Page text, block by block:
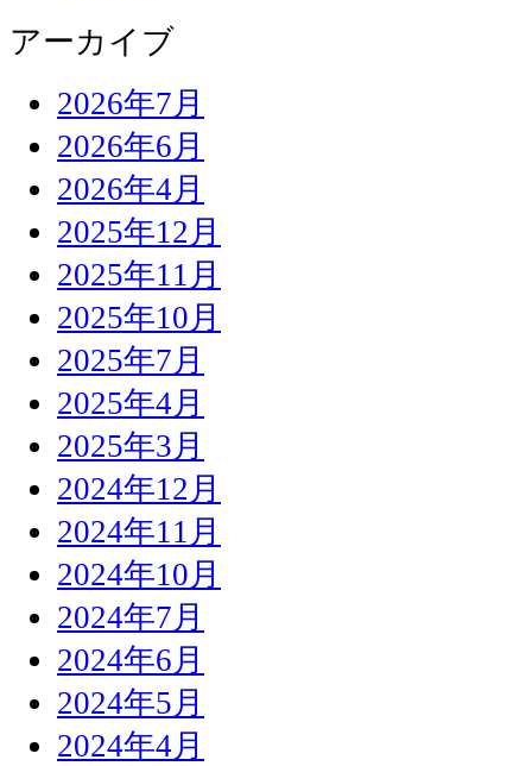
アーカイブ
2026年7月
2026年6月
2026年4月
2025年12月
2025年11月
2025年10月
2025年7月
2025年4月
2025年3月
2024年12月
2024年11月
2024年10月
2024年7月
2024年6月
2024年5月
2024年4月